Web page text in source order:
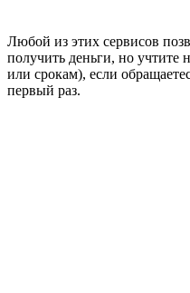
Любой из этих сервисов
получить деньги, но учтите
или срокам), если
первый раз.